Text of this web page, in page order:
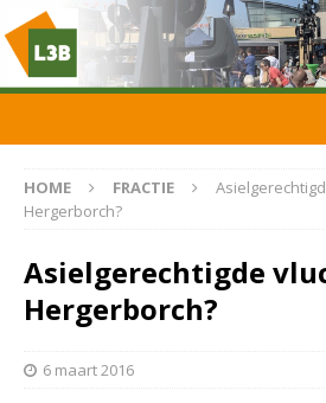
HOME FRACTIE
Hergerborch?
Asielgerechtigde
Hergerborch?
6 maart 2016